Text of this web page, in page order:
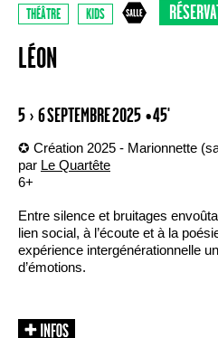
THÉÂTRE KIDS
LÉON
5 › 6 SEPTEMBRE 2025 • 45'
✪ Création 2025 - Marionnette
par Le Quartête
6+
Entre silence et bruitages
lien social, à l’écoute et à la
expérience intergénérationnelle
d’émotions.